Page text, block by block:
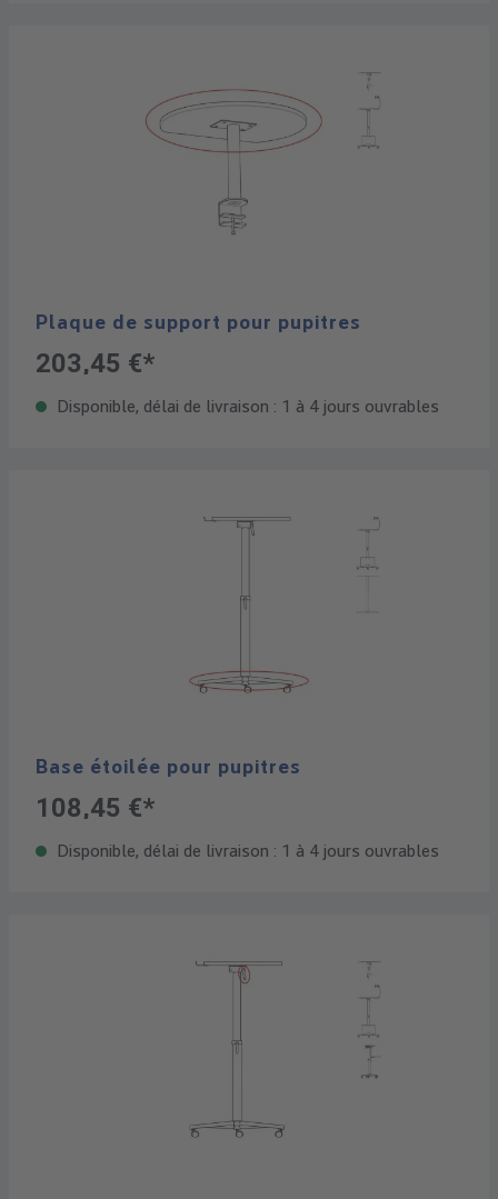
Plaque de support pour pupitres
203,45 €*
Disponible, délai de livraison : 1 à 4 jours ouvrables
Base étoilée pour pupitres
108,45 €*
Disponible, délai de livraison : 1 à 4 jours ouvrables